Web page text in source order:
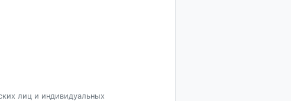
лиц и индивидуальных